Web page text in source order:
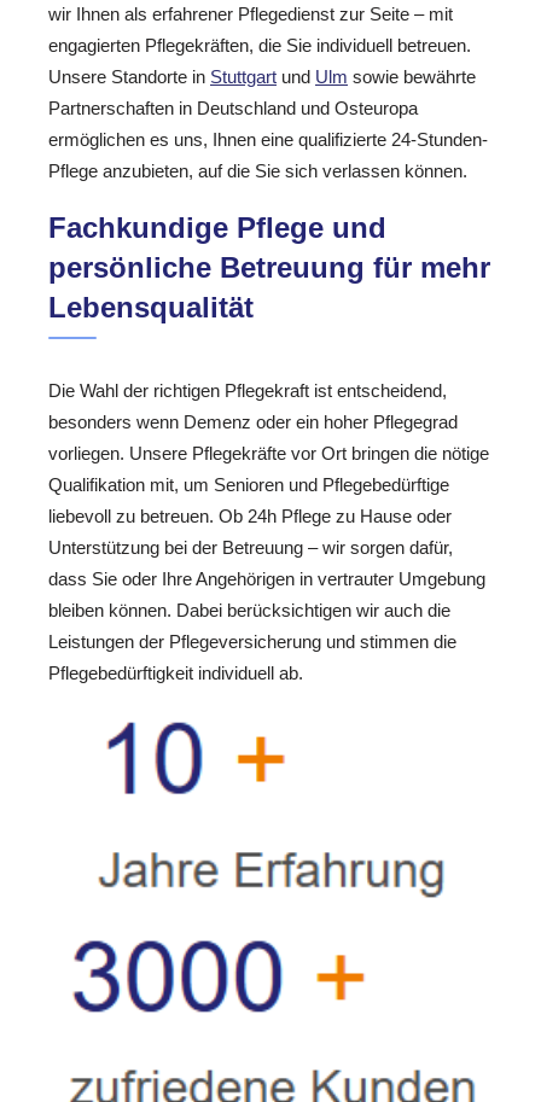
wir Ihnen als erfahrener Pflegedienst zur Seite – mit
engagierten Pflegekräften, die Sie individuell betreuen.
Unsere Standorte in Stuttgart und Ulm sowie bewährte
Partnerschaften in Deutschland und Osteuropa
ermöglichen es uns, Ihnen eine qualifizierte 24-Stunden-
Pflege anzubieten, auf die Sie sich verlassen können.
Fachkundige Pflege und
persönliche Betreuung für mehr
Lebensqualität
Die Wahl der richtigen Pflegekraft ist entscheidend,
besonders wenn Demenz oder ein hoher Pflegegrad
vorliegen. Unsere Pflegekräfte vor Ort bringen die nötige
Qualifikation mit, um Senioren und Pflegebedürftige
liebevoll zu betreuen. Ob 24h Pflege zu Hause oder
Unterstützung bei der Betreuung – wir sorgen dafür,
dass Sie oder Ihre Angehörigen in vertrauter Umgebung
bleiben können. Dabei berücksichtigen wir auch die
Leistungen der Pflegeversicherung und stimmen die
Pflegebedürftigkeit individuell ab.